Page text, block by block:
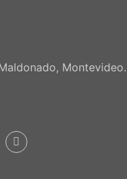
Montevideo.